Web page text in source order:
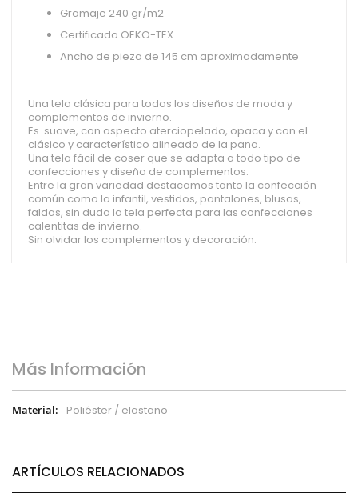
Gramaje 240 gr/m2
Certificado OEKO-TEX
Ancho de pieza de 145 cm aproximadamente
Una tela clásica para todos los diseños de moda y
complementos de invierno.
Es suave, con aspecto aterciopelado, opaca y con el
clásico y característico alineado de la pana.
Una tela fácil de coser que se adapta a todo tipo de
confecciones y diseño de complementos.
Entre la gran variedad destacamos tanto la confección
común como la infantil, vestidos, pantalones, blusas,
faldas, sin duda la tela perfecta para las confecciones
calentitas de invierno.
Sin olvidar los complementos y decoración.
Más Información
Más
Poliéster / elastano
ARTÍCULOS RELACIONADOS